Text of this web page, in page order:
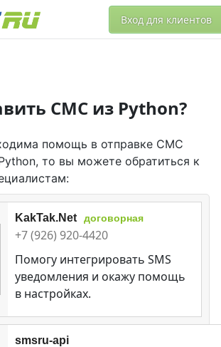
Вход для клиентов
СМС из Python?
помощь в отправке СМС
то вы можете обратиться к
KakTak.Net договорная
+7 (926) 920-4420
Помогу интегрировать SMS
уведомления и окажу помощь
в настройках.
smsru-api